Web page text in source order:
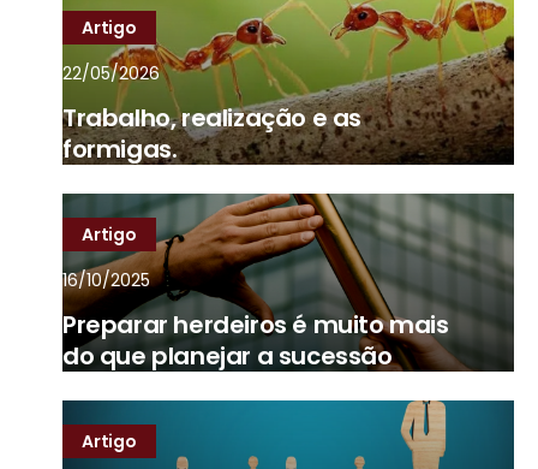
Artigo
22/05/2026
Trabalho, realização e as
formigas.
Artigo
16/10/2025
Preparar herdeiros é muito mais
do que planejar a sucessão
Artigo